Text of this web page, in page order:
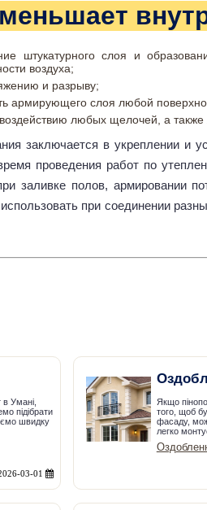
штукатурного слоя и
воздуха;
и разрыву;
армирующего слоя любой
любых щелочей, а также
заключается в укреплении и
проведения работ по
заливке полов, армировании
при соединении
в Умані,
підібрати
швидку
03-01
Якщо
того, щоб
фасаду,
легко